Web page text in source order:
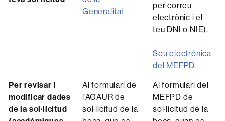
Generalitat
per correu
electrònic i el
teu DNI o NIE).
Seu electrònica
del MEFPD.
Per revisar i
modificar dades
de la sol·licitud
Al formulari de
l’AGAUR de
sol·licitud de la
Al formulari del
MEFPD de
sol·licitud de la